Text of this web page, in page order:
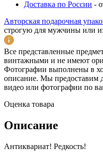
Доставка по России -
Авторская подарочная
строгую для мужчины или
Все представленные
винтажными и не имеют
Фотографии выполнены в
описание. Мы предоставим
видео или фотографии по
Оценка товара
Описание
Антиквариат! Редкость!